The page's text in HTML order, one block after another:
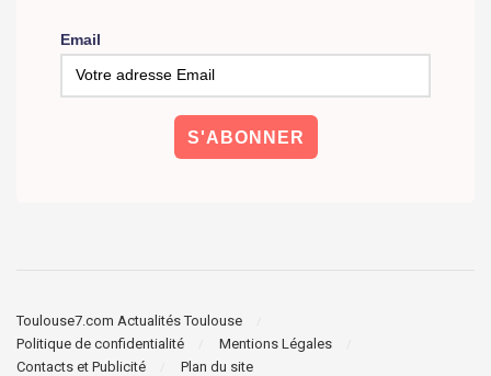
Email
Toulouse7.com Actualités Toulouse
Politique de confidentialité
Mentions Légales
Contacts et Publicité
Plan du site